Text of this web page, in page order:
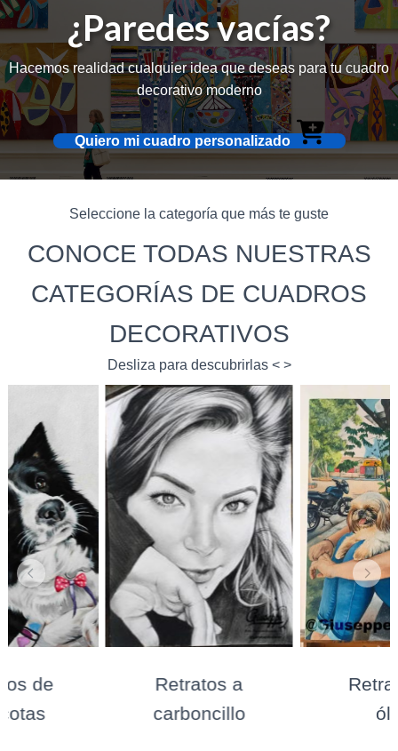
¿Paredes vacías?
Hacemos realidad cualquier idea que deseas para tu cuadro
decorativo moderno
Quiero mi cuadro personalizado
Seleccione la categoría que más te guste
CONOCE TODAS NUESTRAS
CATEGORÍAS DE CUADROS
DECORATIVOS
Desliza para descubrirlas < >
de
Retratos a
carboncillo